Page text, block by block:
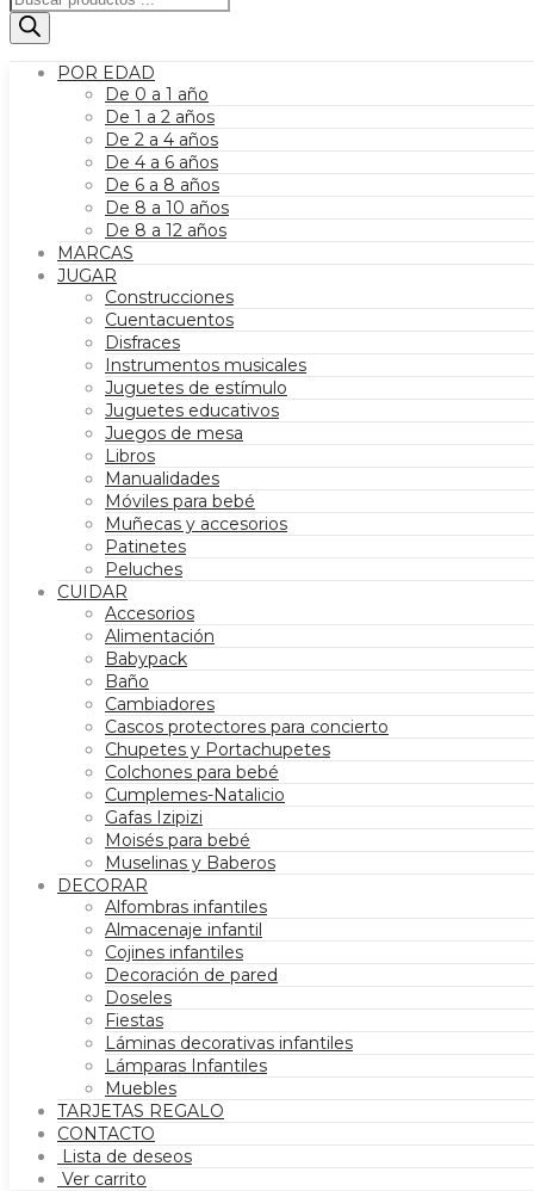
de
productos
POR EDAD
De 0 a 1 año
De 1 a 2 años
De 2 a 4 años
De 4 a 6 años
De 6 a 8 años
De 8 a 10 años
De 8 a 12 años
MARCAS
JUGAR
Construcciones
Cuentacuentos
Disfraces
Instrumentos musicales
Juguetes de estímulo
Juguetes educativos
Juegos de mesa
Libros
Manualidades
Móviles para bebé
Muñecas y accesorios
Patinetes
Peluches
CUIDAR
Accesorios
Alimentación
Babypack
Baño
Cambiadores
Cascos protectores para concierto
Chupetes y Portachupetes
Colchones para bebé
Cumplemes-Natalicio
Gafas Izipizi
Moisés para bebé
Muselinas y Baberos
DECORAR
Alfombras infantiles
Almacenaje infantil
Cojines infantiles
Decoración de pared
Doseles
Fiestas
Láminas decorativas infantiles
Lámparas Infantiles
Muebles
TARJETAS REGALO
CONTACTO
Lista de deseos
Ver carrito